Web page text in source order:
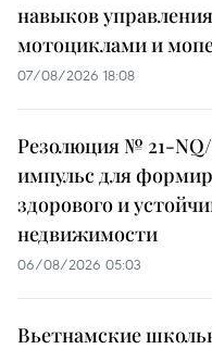
навыков управления
мотоциклами и
07/08/2026 18:08
Резолюция № 21-
импульс для
здорового и
недвижимости
06/08/2026 05:03
Вьетнамские